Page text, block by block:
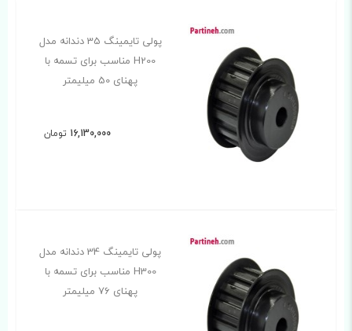
پولی تایمینگ 35 دندانه مدل
H200 مناسب برای تسمه با
پهنای 50 میلیمتر
16,130,000 تومان
پولی تایمینگ 34 دندانه مدل
H300 مناسب برای تسمه با
پهنای 76 میلیمتر